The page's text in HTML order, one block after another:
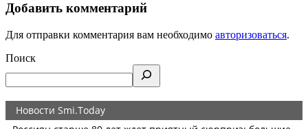
Добавить комментарий
Для отправки комментария вам необходимо авторизоваться.
Поиск